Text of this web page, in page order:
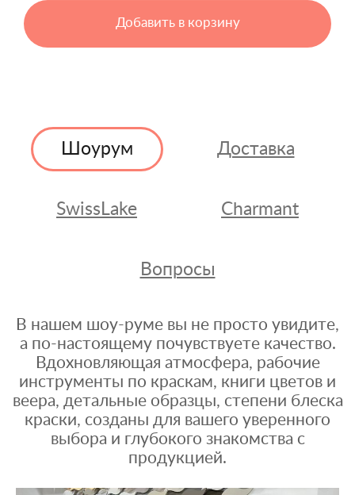
Добавить в корзину
Шоурум Доставка
SwissLake Charmant
Вопросы
В нашем шоу-руме вы не просто увидите,
а по-настоящему почувствуете качество.
Вдохновляющая атмосфера, рабочие
инструменты по краскам, книги цветов и
веера, детальные образцы, степени блеска
краски, созданы для вашего уверенного
выбора и глубокого знакомства с
продукцией.